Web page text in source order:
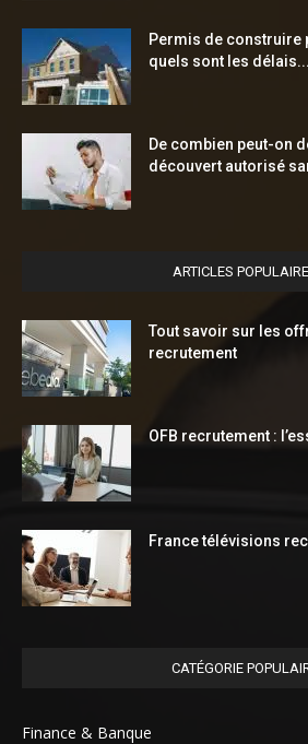
Permis de construire
quels sont les délais...
De combien peut-on
découvert autorisé
ARTICLES
Tout savoir sur les
recrutement
OFB recrutement :
France télévisions
CATÉGORIE
Finance & Banque